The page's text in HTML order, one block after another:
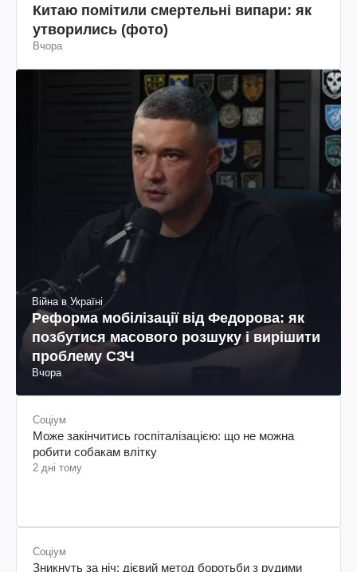
Китаю помітили смертельні випари: як
утворились (фото)
Вчора
Війна в Україні
Реформа мобілізації від Федорова: як
позбутися масового розшуку і вирішити
проблему СЗЧ
Вчора
Соціум
Може закінчитись госпіталізацією: що не можна
робити собакам влітку
2 дні тому
Соціум
Зникнуть за ніч: дієвий метод боротьби з рудими